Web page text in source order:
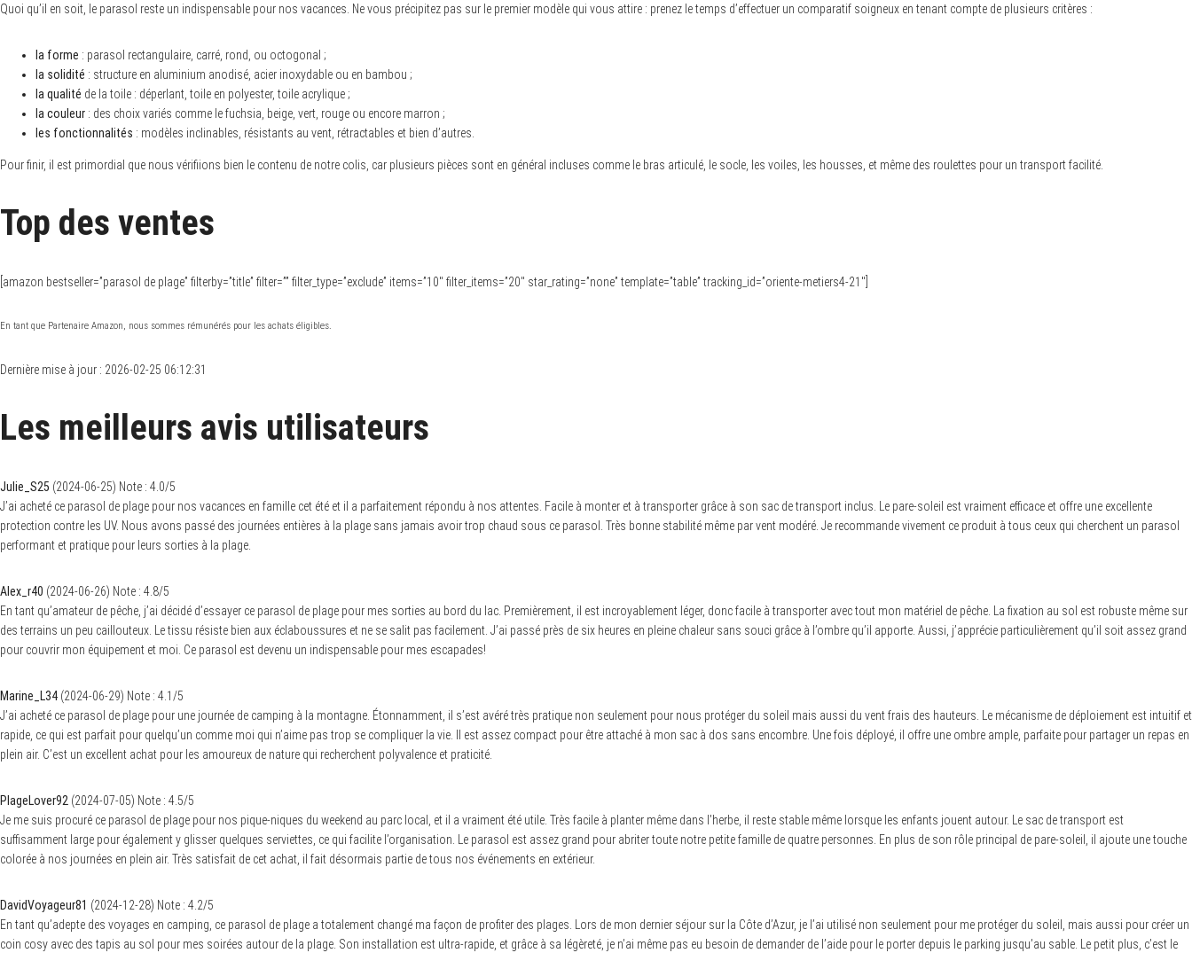
Quoi qu’il en soit, le parasol reste un indispensable pour nos vacances. Ne vous précipitez pas sur le premier modèle qui vous attire : prenez le temps d’effectuer un comparatif soigneux en tenant compte de plusieurs critères :
la forme : parasol rectangulaire, carré, rond, ou octogonal ;
la solidité : structure en aluminium anodisé, acier inoxydable ou en bambou ;
la qualité de la toile : déperlant, toile en polyester, toile acrylique ;
la couleur : des choix variés comme le fuchsia, beige, vert, rouge ou encore marron ;
les fonctionnalités : modèles inclinables, résistants au vent, rétractables et bien d’autres.
Pour finir, il est primordial que nous vérifiions bien le contenu de notre colis, car plusieurs pièces sont en général incluses comme le bras articulé, le socle, les voiles, les housses, et même des roulettes pour un transport facilité.
Top des ventes
[amazon bestseller=”parasol de plage” filterby=”title” filter=”” filter_type=”exclude” items=”10″ filter_items=”20″ star_rating=”none” template=”table” tracking_id=”oriente-metiers4-21″]
En tant que Partenaire Amazon, nous sommes rémunérés pour les achats éligibles.
Dernière mise à jour : 2026-02-25 06:12:31
Les meilleurs avis utilisateurs
Julie_S25 (2024-06-25) Note : 4.0/5
J’ai acheté ce parasol de plage pour nos vacances en famille cet été et il a parfaitement répondu à nos attentes. Facile à monter et à transporter grâce à son sac de transport inclus. Le pare-soleil est vraiment efficace et offre une excellente
protection contre les UV. Nous avons passé des journées entières à la plage sans jamais avoir trop chaud sous ce parasol. Très bonne stabilité même par vent modéré. Je recommande vivement ce produit à tous ceux qui cherchent un parasol
performant et pratique pour leurs sorties à la plage.
Alex_r40 (2024-06-26) Note : 4.8/5
En tant qu’amateur de pêche, j’ai décidé d’essayer ce parasol de plage pour mes sorties au bord du lac. Premièrement, il est incroyablement léger, donc facile à transporter avec tout mon matériel de pêche. La fixation au sol est robuste même sur
des terrains un peu caillouteux. Le tissu résiste bien aux éclaboussures et ne se salit pas facilement. J’ai passé près de six heures en pleine chaleur sans souci grâce à l’ombre qu’il apporte. Aussi, j’apprécie particulièrement qu’il soit assez grand
pour couvrir mon équipement et moi. Ce parasol est devenu un indispensable pour mes escapades!
Marine_L34 (2024-06-29) Note : 4.1 /5
J’ai acheté ce parasol de plage pour une journée de camping à la montagne. Étonnamment, il s’est avéré très pratique non seulement pour nous protéger du soleil mais aussi du vent frais des hauteurs. Le mécanisme de déploiement est intuitif et
rapide, ce qui est parfait pour quelqu’un comme moi qui n’aime pas trop se compliquer la vie. Il est assez compact pour être attaché à mon sac à dos sans encombre. Une fois déployé, il offre une ombre ample, parfaite pour partager un repas en
plein air. C’est un excellent achat pour les amoureux de nature qui recherchent polyvalence et praticité.
PlageLover92 (2024-07-05) Note : 4.5/5
Je me suis procuré ce parasol de plage pour nos pique-niques du weekend au parc local, et il a vraiment été utile. Très facile à planter même dans l’herbe, il reste stable même lorsque les enfants jouent autour. Le sac de transport est
suffisamment large pour également y glisser quelques serviettes, ce qui facilite l’organisation. Le parasol est assez grand pour abriter toute notre petite famille de quatre personnes. En plus de son rôle principal de pare-soleil, il ajoute une touche
colorée à nos journées en plein air. Très satisfait de cet achat, il fait désormais partie de tous nos événements en extérieur.
DavidVoyageur81 (2024-12-28) Note : 4.2/5
En tant qu’adepte des voyages en camping, ce parasol de plage a totalement changé ma façon de profiter des plages. Lors de mon dernier séjour sur la Côte d’Azur, je l’ai utilisé non seulement pour me protéger du soleil, mais aussi pour créer un
coin cosy avec des tapis au sol pour mes soirées autour de la plage. Son installation est ultra-rapide, et grâce à sa légèreté, je n’ai même pas eu besoin de demander de l’aide pour le porter depuis le parking jusqu’au sable. Le petit plus, c’est le